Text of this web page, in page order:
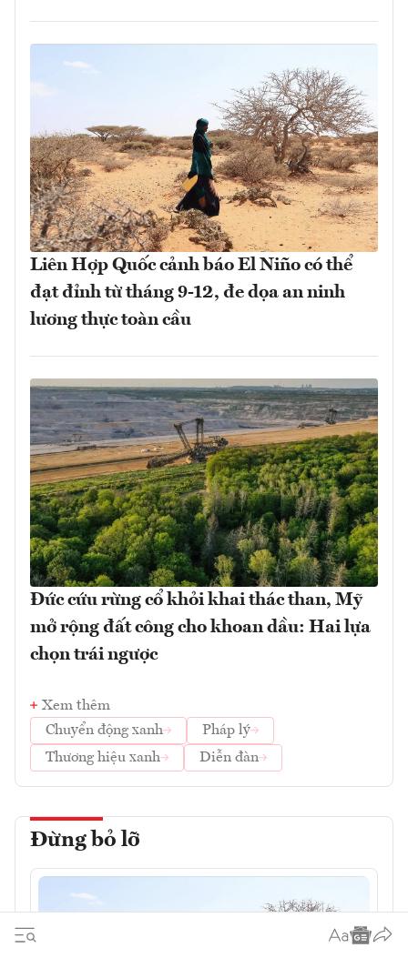
Liên Hợp Quốc cảnh báo El Niño có thể
đạt đỉnh từ tháng 9-12, đe dọa an ninh
lương thực toàn cầu
Đức cứu rừng cổ khỏi khai thác than, Mỹ
mở rộng đất công cho khoan dầu: Hai lựa
chọn trái ngược
Xem thêm
Chuyển động xanh
Pháp lý
Thương hiệu xanh
Diễn đàn
Đừng bỏ lỡ